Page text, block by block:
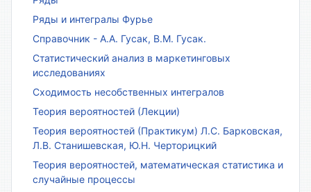
Ряды и интегралы Фурье
Справочник - А.А. Гусак, В.М. Гусак.
Статистический анализ в маркетинговых
исследованиях
Сходимость несобственных интегралов
Теория вероятностей (Лекции)
Теория вероятностей (Практикум) Л.С. Барковская,
Л.В. Станишевская, Ю.Н. Черторицкий
Теория вероятностей, математическая статистика и
случайные процессы